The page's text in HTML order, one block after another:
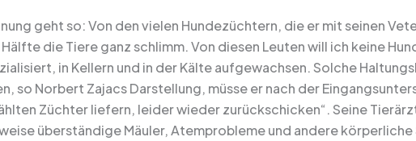
geht so: Von den vielen Hundezüchtern, die er mit seinen
Hälfte die Tiere ganz schlimm. Von diesen Leuten will ich keine
in Kellern und in der Kälte aufgewachsen. Solche
so Norbert Zajacs Darstellung, müsse er nach der
Züchter liefern, leider wieder zurückschicken“. Seine
überständige Mäuler, Atemprobleme und andere körperliche